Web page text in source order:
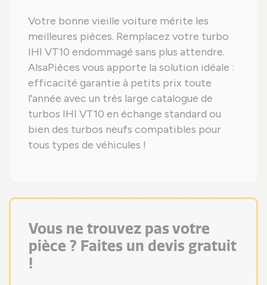
Votre bonne vieille voiture mérite les
meilleures pièces. Remplacez votre turbo
IHI VT10 endommagé sans plus attendre.
AlsaPièces vous apporte la solution idéale :
efficacité garantie à petits prix toute
l'année avec un très large catalogue de
turbos IHI VT10 en échange standard ou
bien des turbos neufs compatibles pour
tous types de véhicules !
Vous ne trouvez pas votre
pièce ? Faites un devis gratuit
!